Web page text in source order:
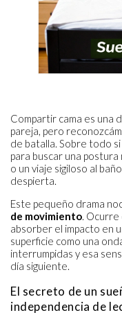
Compartir cama es una
pareja, pero
de batalla. Sobre todo
para buscar una
o un viaje sigiloso al
despierta.
Este pequeño drama
de movimiento. Ocurre
absorber el impacto en
superficie como una
interrumpidas y esa
día siguiente.
El secreto de un
independencia de